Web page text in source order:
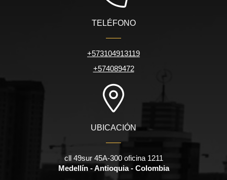
TELÉFONO
+573104913119
+574089472
UBICACIÓN
cll 49sur 45A-300 oficina 1211
Medellín - Antioquia - Colombia